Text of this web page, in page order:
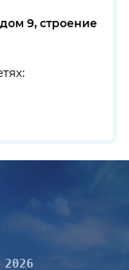
9, строение